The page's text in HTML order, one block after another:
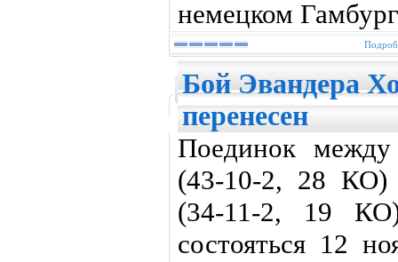
немецком
Бой Эвандера
перенесен
Поединок
(43-10-2, 28
(34-11-2, 19
состояться 12